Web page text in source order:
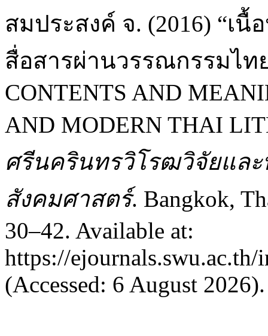
สมประสงค์ จ. (2016) “เ
สื่อสารผ่านวรรณกรรมไท
CONTENTS AND
AND MODERN THAI
ศรีนครินทรวิโรฒวิจัยแล
สังคมศาสตร์. Bangkok,
30–42. Available at:
https://
(Accessed: 6 August 2026).